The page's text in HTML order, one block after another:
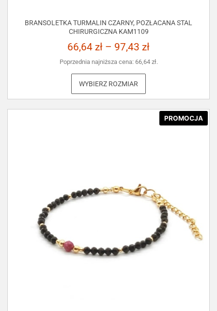
BRANSOLETKA TURMALIN CZARNY, POZŁACANA STAL
CHIRURGICZNA KAM1109
66,64 zł – 97,43 zł
Poprzednia najniższa cena: 66,64 zł.
WYBIERZ ROZMIAR
PROMOCJA